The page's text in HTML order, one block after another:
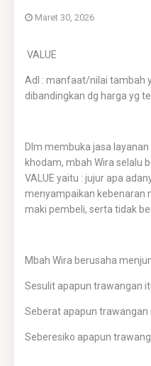
Maret 30, 2026
VALUE
Adl : manfaat/nilai tambah
dibandingkan dg harga yg
Dlm membuka jasa
khodam, mbah Wira selalu
VALUE yaitu : jujur apa
menyampaikan kebenaran
maki pembeli, serta tidak
Mbah Wira berusaha
Sesulit apapun trawangan
Seberat apapun trawangan
Seberesiko apapun